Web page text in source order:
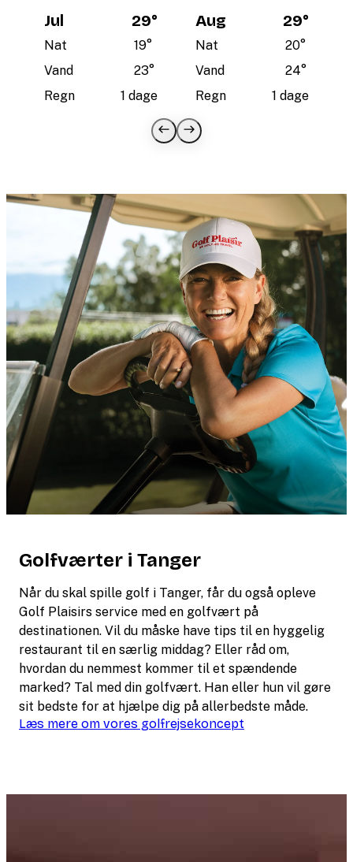
Jul 29°
Nat 19°
Vand
23°
Regn
1 dage
Aug 29°
Nat 20°
Vand
24°
Regn
1 dage
Golfværter i Tanger
Når du skal spille golf i Tanger, får du også opleve
Golf Plaisirs service med en golfvært på
destinationen. Vil du måske have tips til en hyggelig
restaurant til en særlig middag? Eller råd om,
hvordan du nemmest kommer til et spændende
marked? Tal med din golfvært. Han eller hun vil gøre
sit bedste for at hjælpe dig på allerbedste måde.
Læs mere om vores golfrejsekoncept